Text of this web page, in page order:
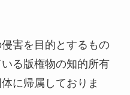
害を目的とするもの
る版権物の知的所有
に帰属しておりま